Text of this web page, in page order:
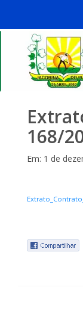
168/
Em: 1 de